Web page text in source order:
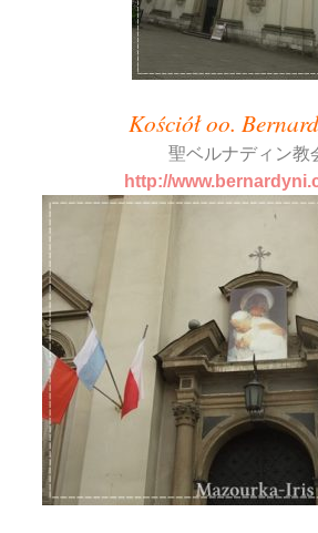
Kościół oo.
聖ベルナディン教
http://